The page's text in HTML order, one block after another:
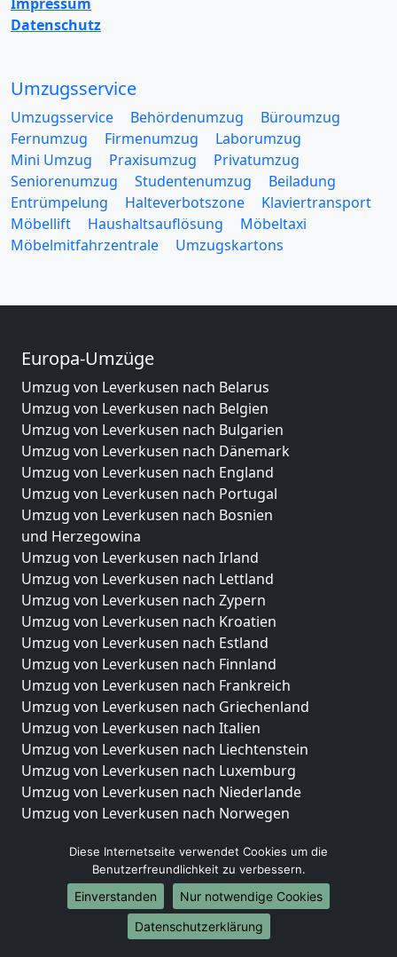
Datenschutz
Umzugsservice
Umzugsservice Behördenumzug
Büroumzug
Fernumzug
Firmenumzug
Laborumzug
Mini Umzug
Praxisumzug
Privatumzug
Seniorenumzug
Studentenumzug
Beiladung
Entrümpelung
Halteverbotszone
Klaviertransport
Möbellift
Haushaltsauflösung
Möbeltaxi
Möbelmitfahrzentrale
Umzugskartons
Europa-Umzüge
Umzug von Leverkusen nach Belarus
Umzug von Leverkusen nach Belgien
Umzug von Leverkusen nach Bulgarien
Umzug von Leverkusen nach Dänemark
Umzug von Leverkusen nach England
Umzug von Leverkusen nach Portugal
Umzug von Leverkusen nach Bosnien
und Herzegowina
Umzug von Leverkusen nach Irland
Umzug von Leverkusen nach Lettland
Umzug von Leverkusen nach Zypern
Umzug von Leverkusen nach Kroatien
Umzug von Leverkusen nach Estland
Umzug von Leverkusen nach Finnland
Umzug von Leverkusen nach Frankreich
Umzug von Leverkusen nach Griechenland
Umzug von Leverkusen nach Italien
Umzug von Leverkusen nach Liechtenstein
Umzug von Leverkusen nach Luxemburg
Umzug von Leverkusen nach Niederlande
Umzug von Leverkusen nach Norwegen
Umzüge-Deutschlandweit
Umzug von Leverkusen nach Berlin
Umzug von Leverkusen nach Hamburg
Umzug von Leverkusen nach München
Umzug von Leverkusen nach Köln
Diese Internetseite verwendet Cookies um die
Benutzerfreundlichkeit zu verbessern.
Einverstanden
Nur notwendige Cookies
Datenschutzerklärung